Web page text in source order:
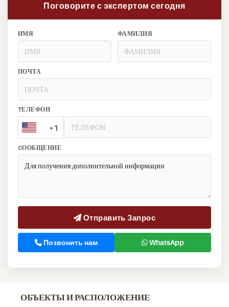
Поговорите с экспертом сегодня
ИМЯ ФАМИЛИЯ
ПОЧТА
TЕЛЕФОН
+1
CООБЩЕНИЕ
Отправить Запрос
Позвонить нам WhatsApp
ОБЪЕКТЫ И РАСПОЛОЖЕНИЕ